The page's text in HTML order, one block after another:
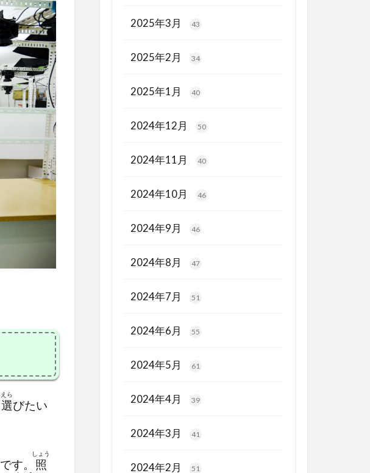
選
えら
びたい
です。 照
しょう
2025年3月 43
2025年2月 34
2025年1月 40
2024年12月 50
2024年11月 40
2024年10月 46
2024年9月 46
2024年8月 47
2024年7月 51
2024年6月 55
2024年5月 61
2024年4月 39
2024年3月 41
2024年2月 51